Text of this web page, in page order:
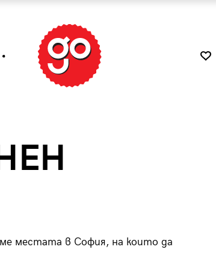
местата в София, на които да
Tender is the Wine – Какво